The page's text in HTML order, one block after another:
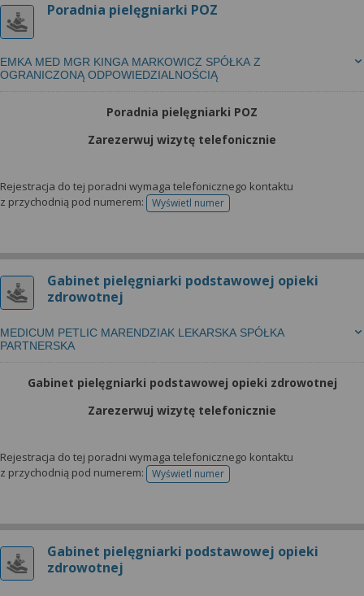
Poradnia pielęgniarki POZ
EMKA MED MGR KINGA MARKOWICZ SPÓŁKA Z
OGRANICZONĄ ODPOWIEDZIALNOŚCIĄ
Poradnia pielęgniarki POZ
Zarezerwuj wizytę telefonicznie
Rejestracja do tej poradni wymaga telefonicznego kontaktu
z przychodnią pod numerem:
Wyświetl numertelefonu do rejestracji
Gabinet pielęgniarki podstawowej opieki
zdrowotnej
MEDICUM PETLIC MARENDZIAK LEKARSKA SPÓŁKA
PARTNERSKA
Gabinet pielęgniarki podstawowej opieki zdrowotnej
Zarezerwuj wizytę telefonicznie
Rejestracja do tej poradni wymaga telefonicznego kontaktu
z przychodnią pod numerem:
Wyświetl numertelefonu do rejestracji
Gabinet pielęgniarki podstawowej opieki
zdrowotnej